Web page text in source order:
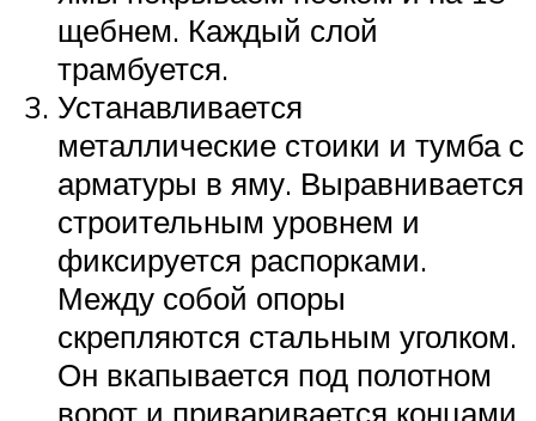
щебнем. Каждый слой
трамбуется.
Устанавливается
металлические стоики и тумба с
арматуры в яму. Выравнивается
строительным уровнем и
фиксируется распорками.
Между собой опоры
скрепляются стальным уголком.
Он вкапывается под полотном
ворот и приваривается концами